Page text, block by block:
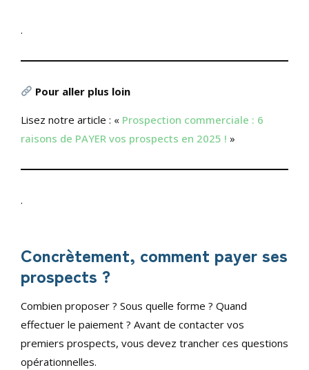
.
Pour aller plus loin
Lisez notre article : « Prospection commerciale : 6
raisons de PAYER vos prospects en 2025 ! »
.
Concrètement, comment payer ses
prospects ?
Combien proposer ? Sous quelle forme ? Quand
effectuer le paiement ? Avant de contacter vos
premiers prospects, vous devez trancher ces questions
opérationnelles.